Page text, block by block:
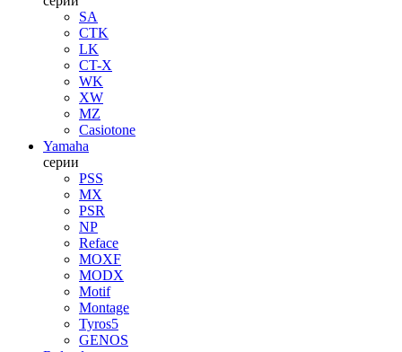
SA
CTK
LK
CT-X
WK
XW
MZ
Casiotone
Yamaha
серии
PSS
MX
PSR
NP
Reface
MOXF
MODX
Motif
Montage
Tyros5
GENOS